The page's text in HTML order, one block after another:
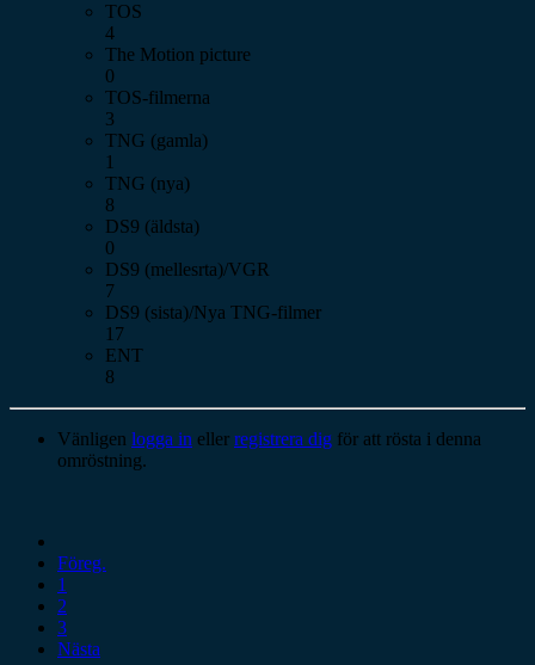
TOS
4
The Motion picture
0
TOS-filmerna
3
TNG (gamla)
1
TNG (nya)
8
DS9 (äldsta)
0
DS9 (mellesrta)/VGR
7
DS9 (sista)/Nya TNG-filmer
17
ENT
8
Vänligen logga in eller registrera dig för att rösta i denna
omröstning.
Föreg.
1
2
3
Nästa